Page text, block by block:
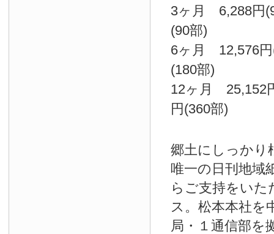
3ヶ月 6,288
(90部)
6ヶ月 12,576
(180部)
12ヶ月
円(360部)
郷土にしっかり
唯一の日刊地域
らご支持をい
ス。松本本社を
局・１通信部を